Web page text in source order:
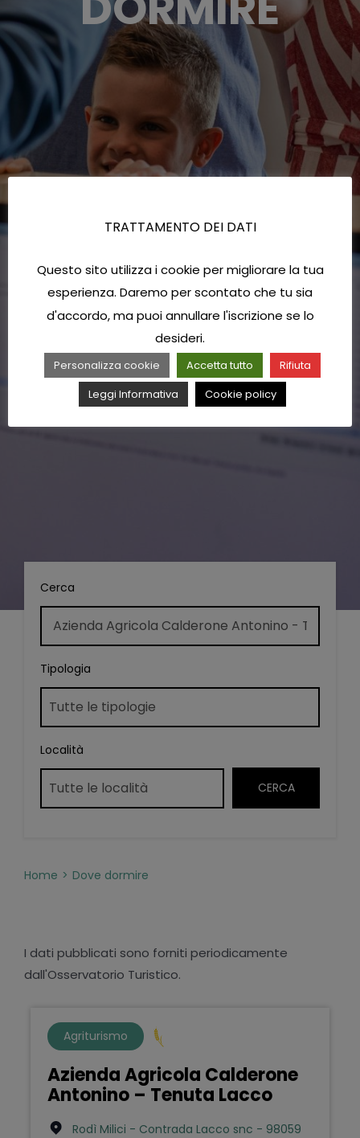
Cerca
Tipologia
Località
Home Dove dormire
I dati pubblicati sono forniti periodicamente
dall'Osservatorio Turistico.
Agriturismo
Azienda Agricola Calderone
Antonino – Tenuta Lacco
Rodì Milici - Contrada Lacco snc - 98059
TRATTAMENTO DEI DATI
Questo sito utilizza i cookie per migliorare la tua
esperienza. Daremo per scontato che tu sia
d'accordo, ma puoi annullare l'iscrizione se lo
desideri.
Personalizza cookie Accetta tutto
Rifiuta
Leggi Informativa
Cookie policy